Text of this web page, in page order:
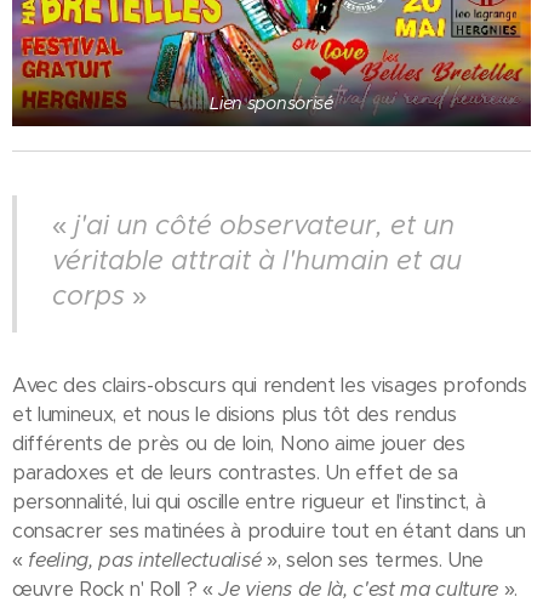
Lien sponsorisé
« j'ai un côté observateur, et un
véritable attrait à l'humain et au
corps »
Avec des clairs-obscurs qui rendent les visages profonds
et lumineux, et nous le disions plus tôt des rendus
différents de près ou de loin, Nono aime jouer des
paradoxes et de leurs contrastes. Un effet de sa
personnalité, lui qui oscille entre rigueur et l'instinct, à
consacrer ses matinées à produire tout en étant dans un
« feeling, pas intellectualisé», selon ses termes. Une
œuvre Rock n' Roll ? «Je viens de là, c'est ma culture ».